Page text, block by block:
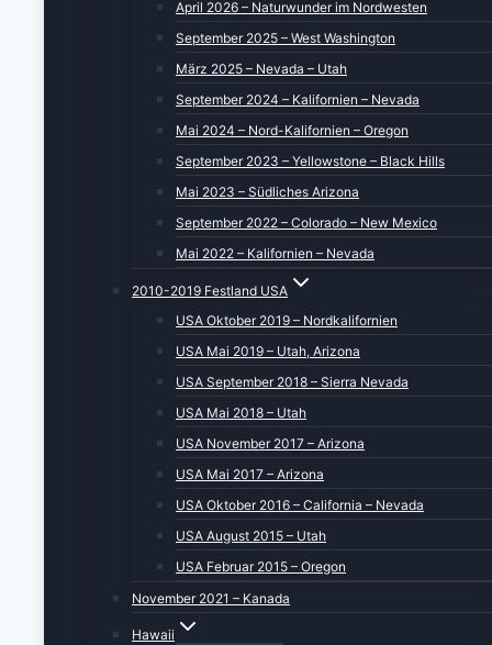
April 2026 – Naturwunder im Nordwesten
September 2025 – West Washington
März 2025 – Nevada – Utah
September 2024 – Kalifornien – Nevada
Mai 2024 – Nord-Kalifornien – Oregon
September 2023 – Yellowstone – Black Hills
Mai 2023 – Südliches Arizona
September 2022 – Colorado – New Mexico
Mai 2022 – Kalifornien – Nevada
2010-2019 Festland USA
USA Oktober 2019 – Nordkalifornien
USA Mai 2019 – Utah, Arizona
USA September 2018 – Sierra Nevada
USA Mai 2018 – Utah
USA November 2017 – Arizona
USA Mai 2017 – Arizona
USA Oktober 2016 – California – Nevada
USA August 2015 – Utah
USA Februar 2015 – Oregon
November 2021 – Kanada
Hawaii